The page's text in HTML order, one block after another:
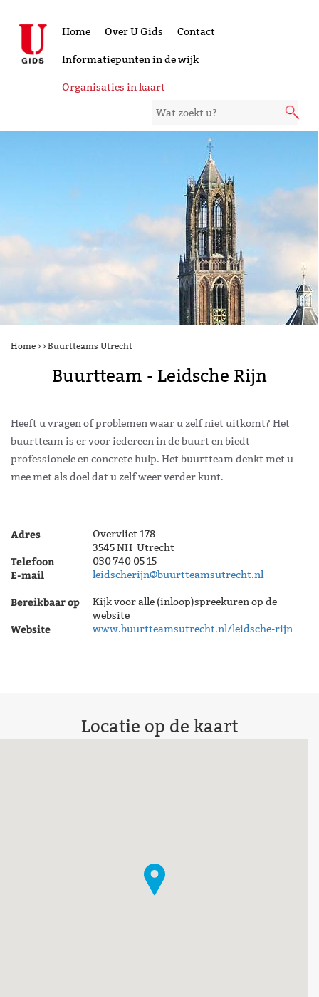
Home Over U Gids Contact
Informatiepunten in de wijk
Organisaties in kaart
Home Buurtteams Utrecht
Buurtteam - Leidsche Rijn
Heeft u vragen of problemen waar u zelf niet uitkomt? Het
buurtteam is er voor iedereen in de buurt en biedt
professionele en concrete hulp. Het buurtteam denkt met u
mee met als doel dat u zelf weer verder kunt.
Adres
Overvliet 178
3545 NH Utrecht
Telefoon 030 740 05 15
E-mail leidscherijn@buurtteamsutrecht.nl
Bereikbaar op
Kijk voor alle (inloop)spreekuren op de
website
Website www.buurtteamsutrecht.nl/leidsche-rijn
Locatie op de kaart